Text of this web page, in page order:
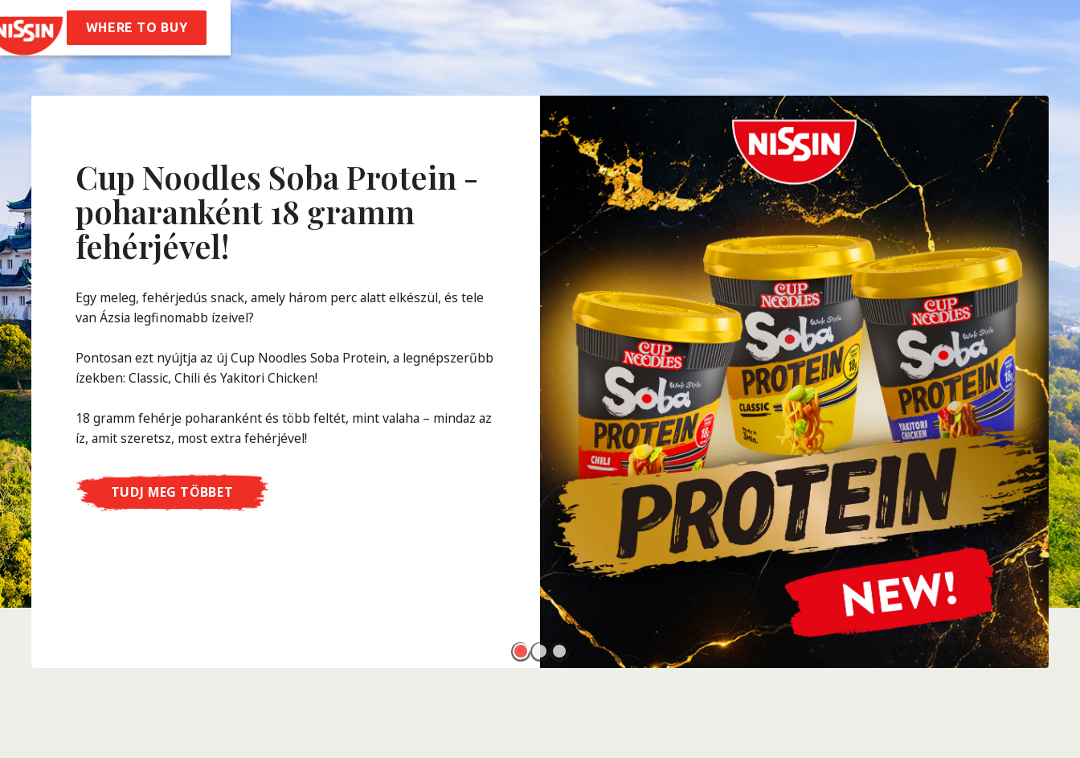
WHERE TO BUY
Vállalati Értékeink
Cup Noodles Soba Protein -
poharanként 18 gramm
fehérjével!
Egy meleg, fehérjedús snack, amely három perc alatt elkészül, és tele
van Ázsia legfinomabb ízeivel?
Pontosan ezt nyújtja az új Cup Noodles Soba Protein, a legnépszerűbb
ízekben: Classic, Chili és Yakitori Chicken!
18 gramm fehérje poharanként és több feltét, mint valaha – mindaz az
íz, amit szeretsz, most extra fehérjével!
TUDJ MEG TÖBBET